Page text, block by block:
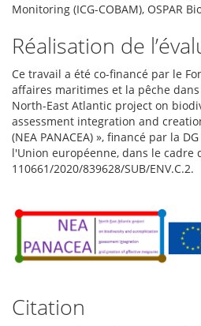
Monitoring (ICG-COBAM), OSPAR
Réalisation de
Ce travail a été co-financé par le
affaires maritimes et la pêche
North-East Atlantic project on
assessment integration and
(NEA PANACEA) », financé par la
l'Union européenne, dans le cadre
110661/2020/839628/SUB/ENV.C.2.
Citation